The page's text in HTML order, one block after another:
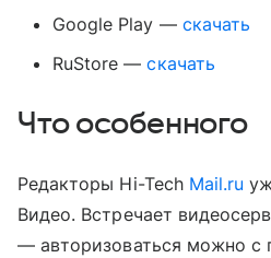
Google Play — скачать
RuStore —скачать
Что особенного
Редакторы Hi-Tech Mail.ru
Видео. Встречает
— авторизоваться можно с